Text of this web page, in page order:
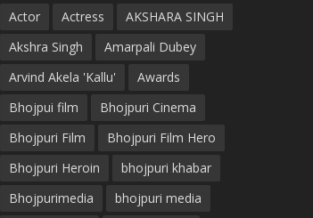
Actor Actress
AKSHARA SINGH
Akshra Singh
Amarpali Dubey
Arvind Akela 'Kallu'
Awards
Bhojpui film
Bhojpuri Cinema
Bhojpuri Film
Bhojpuri Film Hero
Bhojpuri Heroin
bhojpuri khabar
Bhojpurimedia
bhojpuri media